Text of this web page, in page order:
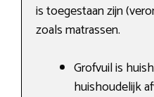
is toegestaan zijn
zoals matrassen.
Grofvuil is
huishoudelijk